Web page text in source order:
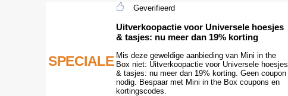
SPECIALE
Geverifieerd
Uitverkoopactie voor Universele hoesjes
& tasjes: nu meer dan 19% korting
Mis deze geweldige aanbieding van Mini in the
Box niet: Uitverkoopactie voor Universele hoesjes
& tasjes: nu meer dan 19% korting. Geen coupon
nodig. Bespaar met Mini in the Box coupons en
kortingscodes.